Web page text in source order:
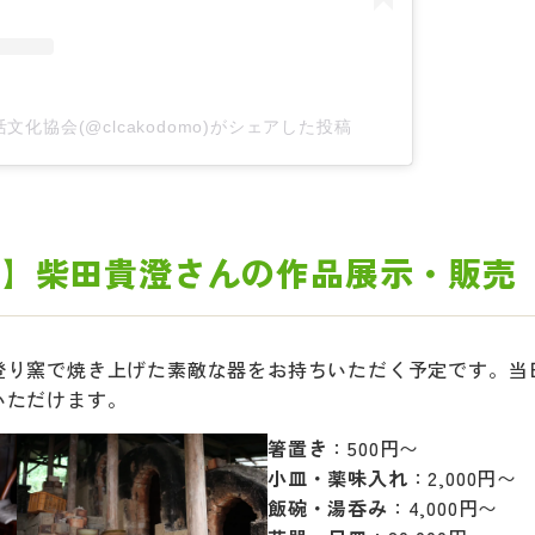
文化協会(@clcakodomo)がシェアした投稿
柴田貴澄さんの作品展示・販売
窯で焼き上げた素敵な器をお持ちいただく予定です。当
だけます。
箸置き ：500円〜
小皿・薬味入れ ：2,000円〜
飯碗・湯呑み ：4,000円〜